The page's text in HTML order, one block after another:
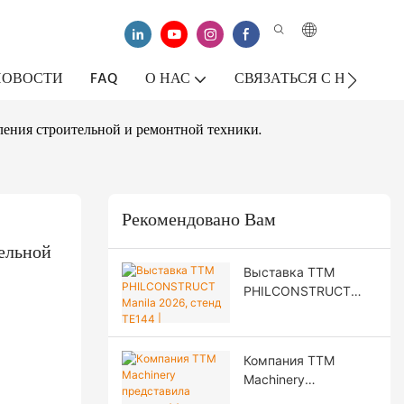
FAQ О НАС СВЯЗАТЬСЯ С НАМИ
строительной и ремонтной техники.
Рекомендовано Вам
Выставка TTM
PHILCONSTRUCT
дорожно-
строительная
Компания TTM
Machinery